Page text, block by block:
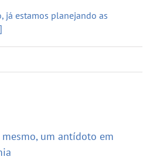
já estamos planejando as
um antídoto em